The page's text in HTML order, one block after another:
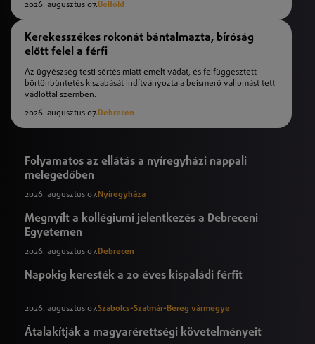
2026. augusztus 07.Belföld
Kerekesszékes rokonát bántalmazta, bíróság
előtt felel a férfi
Az ügyészség testi sértés miatt emelt vádat, és felfüggesztett
börtönbüntetés kiszabását indítványozta a beismerő vallomást tett
vádlottal szemben.
2026. augusztus 07.Debrecen
Folyamatos az ellátás a nyíregyházi nappali
melegedőben
2026. augusztus 07. Nyíregyháza
Megnyílt a kollégiumi jelentkezés a Debreceni
Egyetemen
2026. augusztus 07.Debrecen
Napokig keresték a 20 éves kispaládi férfit
2026. augusztus 07.Szabolcs-Szatmár-Bereg vármegye
Átalakítják a magyarérettségi követelményeit